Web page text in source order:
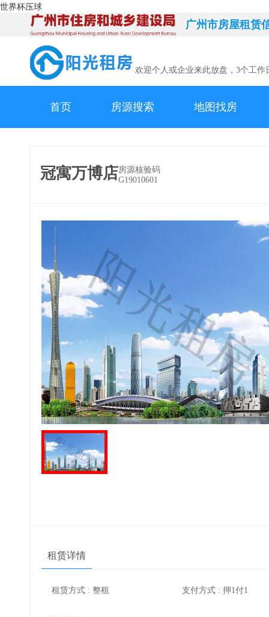
世界杯压球
广州市房屋租赁
欢迎个人或企业来此放盘，3个工作
首页 房源搜索 地图找房
冠寓万博店房源核验码
G19010601
1-1
租赁详情
租赁方式 : 整租 支付方式 : 押1付1